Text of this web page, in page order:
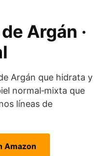
Argán ·
Argán que hidrata y
normal‑mixta que
líneas de
Amazon